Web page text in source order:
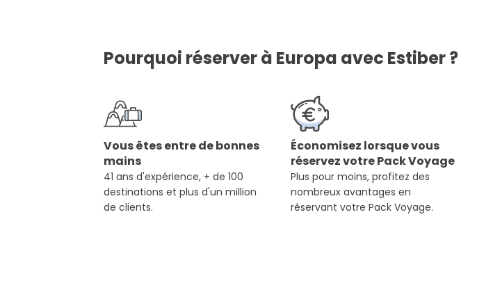
Pourquoi réserver à Europa avec Estiber ?
Vous êtes entre de bonnes
mains
41 ans d'expérience, + de 100
destinations et plus d'un million
de clients.
Économisez lorsque vous
réservez votre Pack Voyage
Plus pour moins, profitez des
nombreux avantages en
réservant votre Pack Voyage.